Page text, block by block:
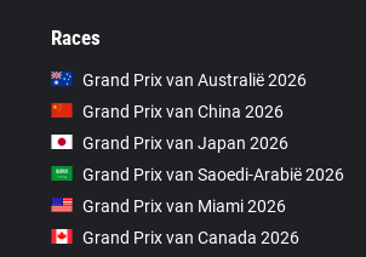
Races
Grand Prix van Australië 2026
Grand Prix van China 2026
Grand Prix van Japan 2026
Grand Prix van Saoedi-Arabië 2026
Grand Prix van Miami 2026
Grand Prix van Canada 2026